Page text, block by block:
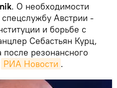
. О необходимости
Австрии -
и борьбе с
Себастьян Курц,
после резонансного
РИА Новости .